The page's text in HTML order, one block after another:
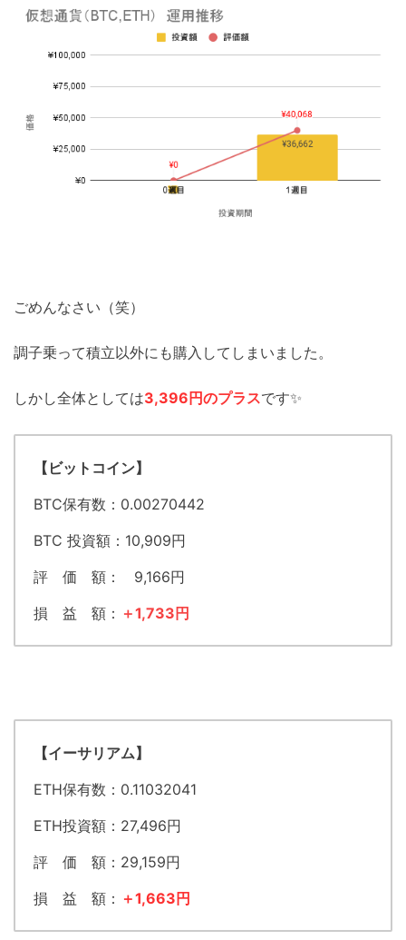
ごめんなさい（笑）
調子乗って積立以外にも購入してしまいました。
しかし全体としては3,396円のプラスです✨
【ビットコイン】
BTC保有数：0.00270442
BTC 投資額：10,909円
評 価 額： 9,166円
損 益 額： ＋1,733円
【イーサリアム】
ETH保有数：0.11032041
ETH投資額：27,496円
評 価 額：29,159円
損 益 額： ＋1,663円